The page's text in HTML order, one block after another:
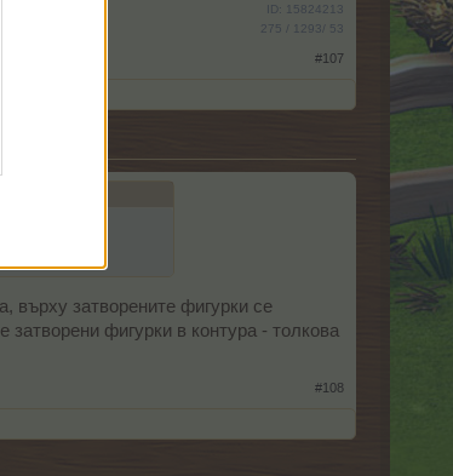
ID: 15824213
275 / 1293/ 53
#107
върху затворените фигурки се
фигурки в контура - толкова
#108